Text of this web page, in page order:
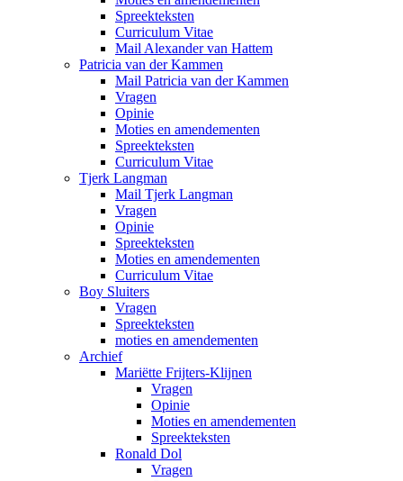
Spreekteksten
Curriculum Vitae
Mail Alexander van Hattem
Patricia van der Kammen
Mail Patricia van der Kammen
Vragen
Opinie
Moties en amendementen
Spreekteksten
Curriculum Vitae
Tjerk Langman
Mail Tjerk Langman
Vragen
Opinie
Spreekteksten
Moties en amendementen
Curriculum Vitae
Boy Sluiters
Vragen
Spreekteksten
moties en amendementen
Archief
Mariëtte Frijters-Klijnen
Vragen
Opinie
Moties en amendementen
Spreekteksten
Ronald Dol
Vragen